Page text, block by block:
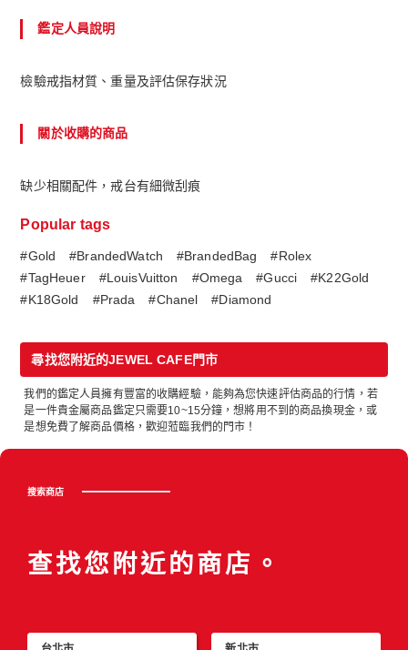
鑑定人員說明
檢驗戒指材質、重量及評估保存狀況
關於收購的商品
缺少相關配件，戒台有細微刮痕
Popular tags
#Gold #BrandedWatch #BrandedBag
#Rolex
#TagHeuer
#LouisVuitton #Omega #Gucci
#K22Gold
#K18Gold
#Prada #Chanel #Diamond
尋找您附近的JEWEL CAFE門市
我們的鑑定人員擁有豐富的收購經驗，能夠為您快速評估商品的行情，若
是一件貴金屬商品鑑定只需要10~15分鐘，想將用不到的商品換現金，或
是想免費了解商品價格，歡迎蒞臨我們的門市！
搜索商店
查找您附近的商店。